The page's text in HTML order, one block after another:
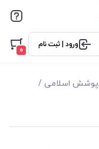
ورود | ثبت نام
0
پوشش اسلامی /